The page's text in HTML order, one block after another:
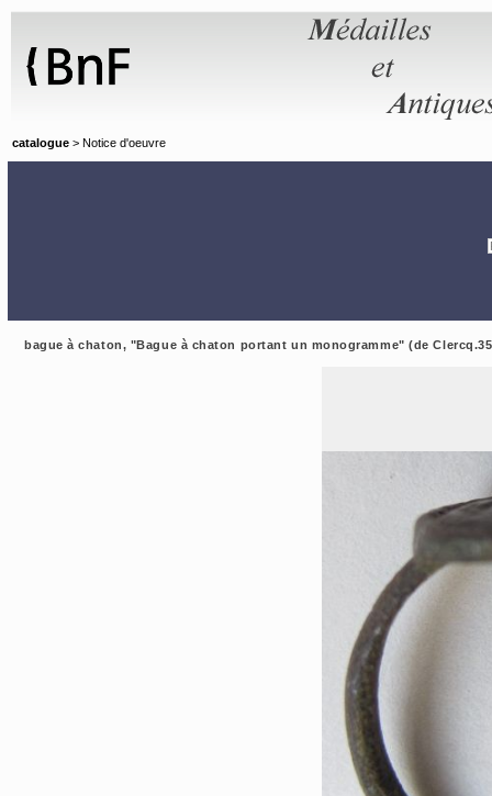
catalogue > Notice d'oeuvre
bague à chaton, "Bague à chaton portant un monogramme" (de